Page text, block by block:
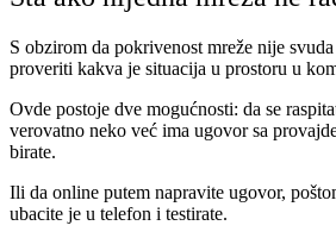
S obzirom da pokrivenost mreže nije
proveriti kakva je situacija u prostoru u
Ovde postoje dve mogućnosti: da se
verovatno neko već ima ugovor sa
birate.
Ili da online putem napravite ugovor,
ubacite je u telefon i testirate.